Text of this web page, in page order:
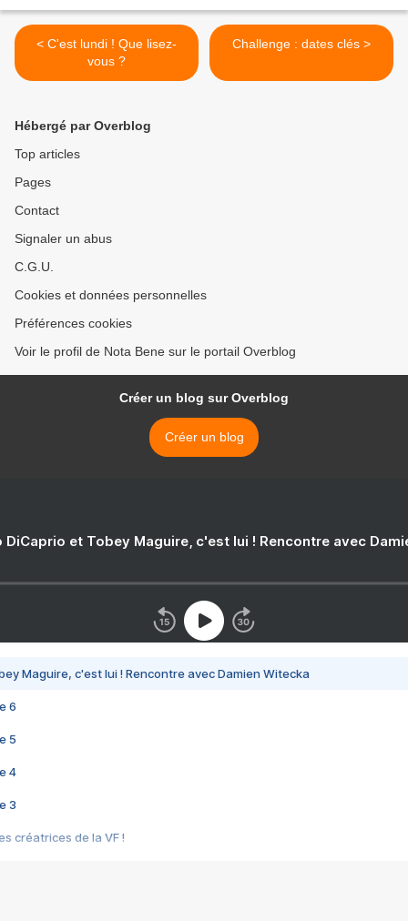
< C'est lundi ! Que lisez-
vous ?
Challenge : dates clés >
Hébergé par Overblog
Top articles
Pages
Contact
Signaler un abus
C.G.U.
Cookies et données personnelles
Préférences cookies
Voir le profil de Nota Bene sur le portail Overblog
Créer un blog sur Overblog
Créer un blog
DiCaprio et Tobey Maguire, c'est lui ! Rencontre avec
Maguire, c'est lui ! Rencontre avec Damien Witecka
6
5
4
3
créatrices de la VF !